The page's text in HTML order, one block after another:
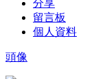
分享
留言板
個人資料
頭像